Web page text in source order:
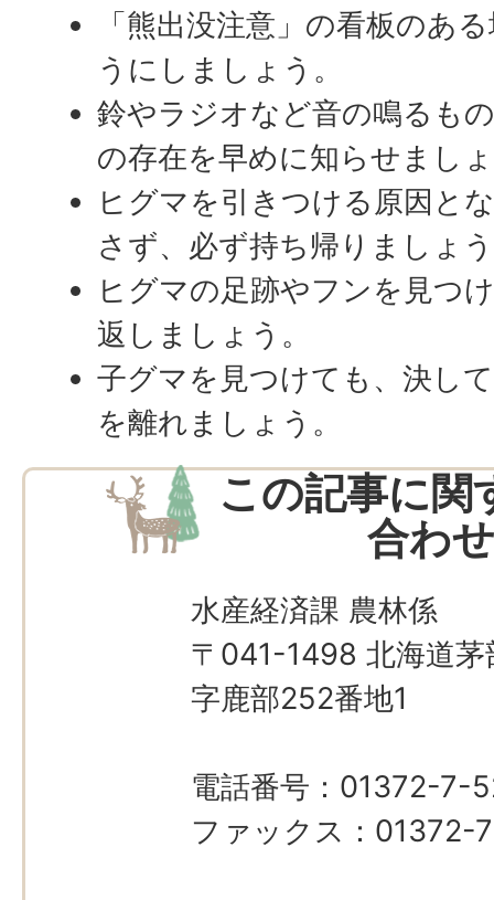
「熊出没注意」の看板のあ
うにしましょう。
鈴やラジオなど音の鳴るも
の存在を早めに知らせまし
ヒグマを引きつける原因と
さず、必ず持ち帰りましょ
ヒグマの足跡やフンを見つ
返しましょう。
子グマを見つけても、決し
を離れましょう。
この記事に関
合わ
水産経済課 農林係
〒041-1498 北海道茅
字鹿部252番地1
電話番号：01372-7-
ファックス：01372-